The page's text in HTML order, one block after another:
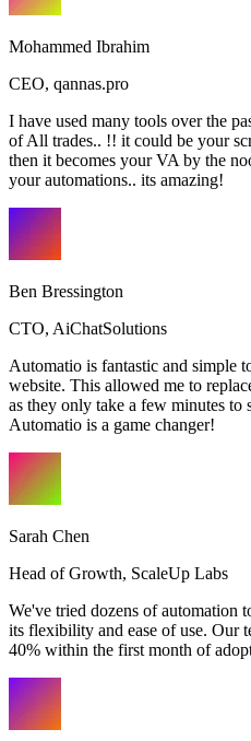
Mohammed Ibrahim
CEO, qannas.pro
I have used many tools over the
of All trades.. !! it could be your
then it becomes your VA by the
your automations.. its amazing!
Ben Bressington
CTO, AiChatSolutions
Automatio is fantastic and simple
website. This allowed me to
as they only take a few minutes to
Automatio is a game changer!
Sarah Chen
Head of Growth, ScaleUp Labs
We've tried dozens of automation
its flexibility and ease of use. Our
40% within the first month of